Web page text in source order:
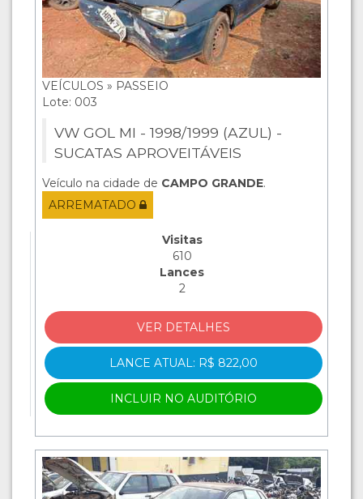
VEÍCULOS » PASSEIO
Lote: 003
VW GOL MI - 1998/1999 (AZUL) -
SUCATAS APROVEITÁVEIS
Veículo na cidade de CAMPO GRANDE.
ARREMATADO
Visitas
610
Lances
2
VER DETALHES
LANCE ATUAL: R$ 822,00
INCLUIR NO AUDITÓRIO